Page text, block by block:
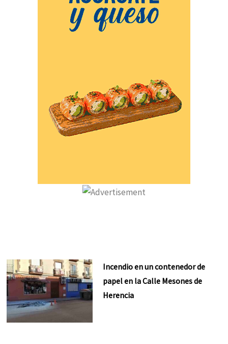
Incendio en un contenedor de
papel en la Calle Mesones de
Herencia